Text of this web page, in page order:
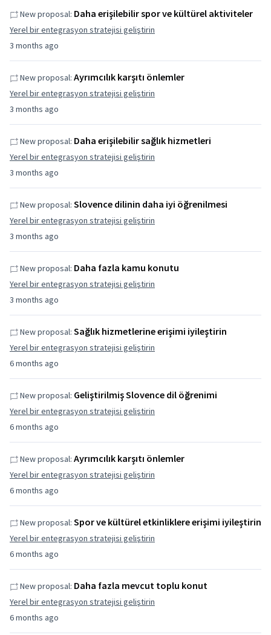
3 months ago
New proposal: Daha erişilebilir spor ve kültürel aktiviteler
Yerel bir entegrasyon stratejisi geliştirin
3 months ago
New proposal: Ayrımcılık karşıtı önlemler
Yerel bir entegrasyon stratejisi geliştirin
3 months ago
New proposal: Daha erişilebilir sağlık hizmetleri
Yerel bir entegrasyon stratejisi geliştirin
3 months ago
New proposal: Slovence dilinin daha iyi öğrenilmesi
Yerel bir entegrasyon stratejisi geliştirin
3 months ago
New proposal: Daha fazla kamu konutu
Yerel bir entegrasyon stratejisi geliştirin
6 months ago
New proposal: Sağlık hizmetlerine erişimi iyileştirin
Yerel bir entegrasyon stratejisi geliştirin
6 months ago
New proposal: Geliştirilmiş Slovence dil öğrenimi
Yerel bir entegrasyon stratejisi geliştirin
6 months ago
New proposal: Ayrımcılık karşıtı önlemler
Yerel bir entegrasyon stratejisi geliştirin
6 months ago
New proposal: Spor ve kültürel etkinliklere erişimi iyileştirin
Yerel bir entegrasyon stratejisi geliştirin
6 months ago
New proposal: Daha fazla mevcut toplu konut
Yerel bir entegrasyon stratejisi geliştirin